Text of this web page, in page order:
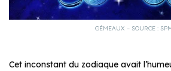
GÉMEAUX – SOURCE :
Cet inconstant du zodiaque avait